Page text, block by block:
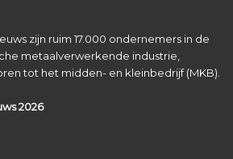
zijn ruim 17.000 ondernemers in de
metaalverwerkende industrie,
tot het midden- en kleinbedrijf (MKB).
2026